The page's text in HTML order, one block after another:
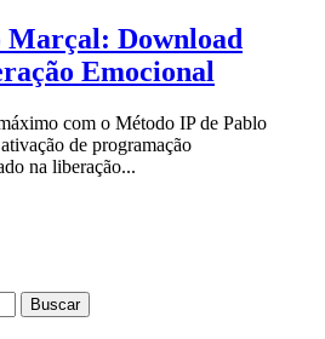
Marçal: Download
Emocional
com o Método IP de Pablo
de programação
na liberação...
Buscar